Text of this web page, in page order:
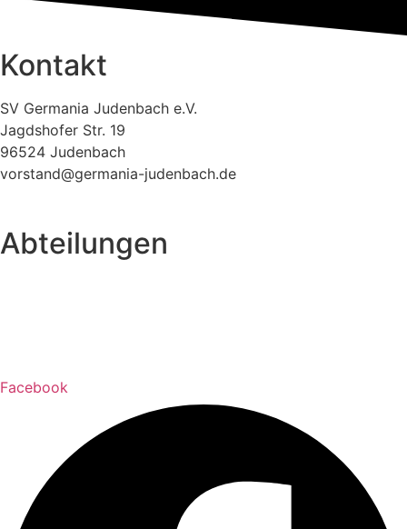
Kontakt
SV Germania Judenbach e.V.
Jagdshofer Str. 19
96524 Judenbach
vorstand@germania-judenbach.de
Abteilungen
Facebook